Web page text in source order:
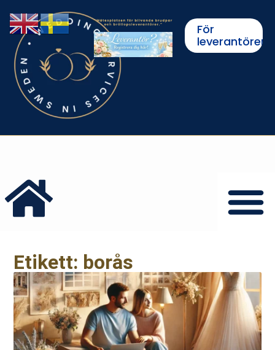
För
leverantörer
Etikett: borås